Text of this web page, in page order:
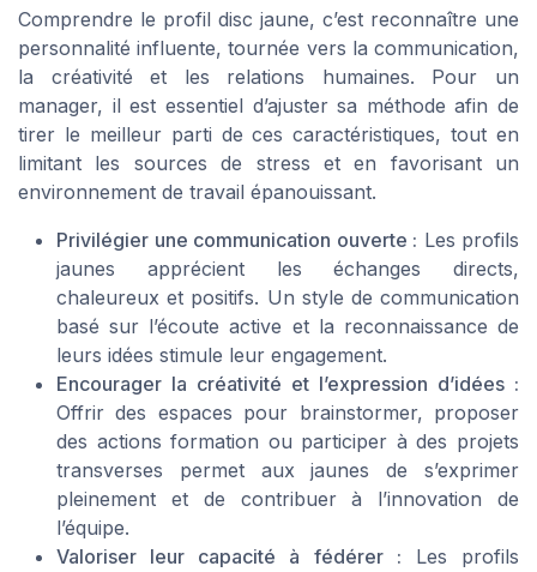
Comprendre le profil disc jaune, c’est reconnaître une
personnalité influente, tournée vers la communication,
la créativité et les relations humaines. Pour un
manager, il est essentiel d’ajuster sa méthode afin de
tirer le meilleur parti de ces caractéristiques, tout en
limitant les sources de stress et en favorisant un
environnement de travail épanouissant.
Privilégier une communication ouverte : Les profils
jaunes apprécient les échanges directs,
chaleureux et positifs. Un style de communication
basé sur l’écoute active et la reconnaissance de
leurs idées stimule leur engagement.
Encourager la créativité et l’expression d’idées :
Offrir des espaces pour brainstormer, proposer
des actions formation ou participer à des projets
transverses permet aux jaunes de s’exprimer
pleinement et de contribuer à l’innovation de
l’équipe.
Valoriser leur capacité à fédérer : Les profils